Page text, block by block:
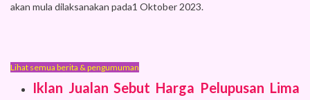
akan mula dilaksanakan pada1 Oktober 2023.
Lihat semua berita & pengumuman
Iklan Jualan Sebut Harga Pelupusan Lima